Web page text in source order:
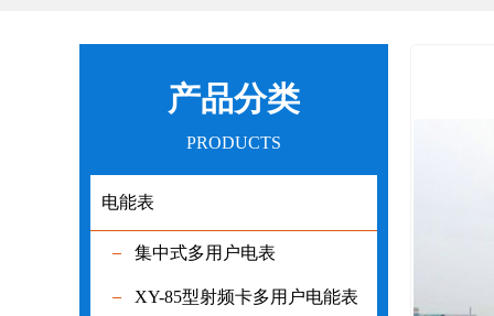
产品分类
PRODUCTS
电能表
集中式多用户电表
XY-85型射频卡多用户电能表